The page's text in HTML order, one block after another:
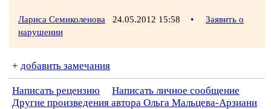
Лариса Семиколенова 24.05.2012 15:58 •
Заявить о
нарушении
+ добавить замечания
Написать рецензию
Написать личное сообщение
Другие произведения автора Ольга Мальцева-Арзиани